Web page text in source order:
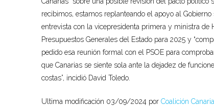
recibimos, estamos replanteando el apoyo al
entrevista con la vicepresidenta primera y ministra de
Presupuestos Generales del Estado para 2025 y
pedido esa reunión formal con el PSOE para
que Canarias se siente sola ante la dejadez de
costas”, incidió David Toledo.
Ultima modificación 03/09/2024 por Coalición Canaria